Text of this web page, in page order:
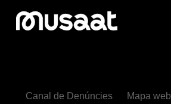
Canal de Denúncies Mapa web